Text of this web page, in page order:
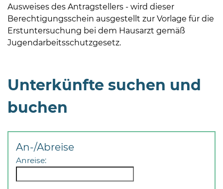
24576 Bad
Bramstedt
04192-
zentrale@badbramstedt.de
Mo,
08
Ausweises des Antragstellers - wird dieser
Berechtigungsschein ausgestellt zur Vorlage für die
Erstuntersuchung bei dem Hausarzt gemäß
Jugendarbeitsschutzgesetz.
Unterkünfte suchen und
buchen
An-/Abreise
Anreise: